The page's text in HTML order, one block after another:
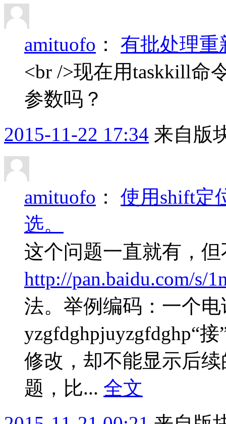
amituofo ： 有批处理重
<br />现在用taskkill命
参数吗？
2015-11-22 17:34 来自版
amituofo ： 使用shift定
选。
这个问题一直就有，
http://pan.baidu.com/s/
法。举例编码：一个
yzgfdghpjuyzgfdghp“
修改，却不能显示后
题，比... 全文